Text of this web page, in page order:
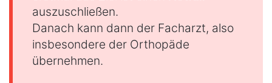
auszuschließen.
Danach kann dann der Facharzt, also
insbesondere der Orthopäde
übernehmen.